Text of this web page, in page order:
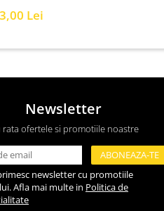
Lei
Newsletter
rata ofertele si promotiile noastre
newsletter cu promotiile
Afla mai multe in Politica de